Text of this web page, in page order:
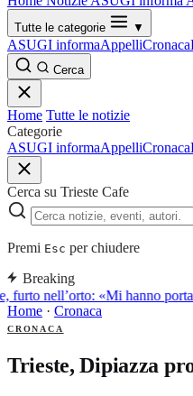
Tutte le categorie ▼
ASUGI informaAppelliCronaca
Cerca
Home Tutte le notizie
Categorie
ASUGI informaAppelliCronaca
Cerca su Trieste Cafe
Premi Esc per chiudere
Breaking
furto nell’orto: «Mi hanno
Home · Cronaca
CRONACA
Trieste, Dipiazza